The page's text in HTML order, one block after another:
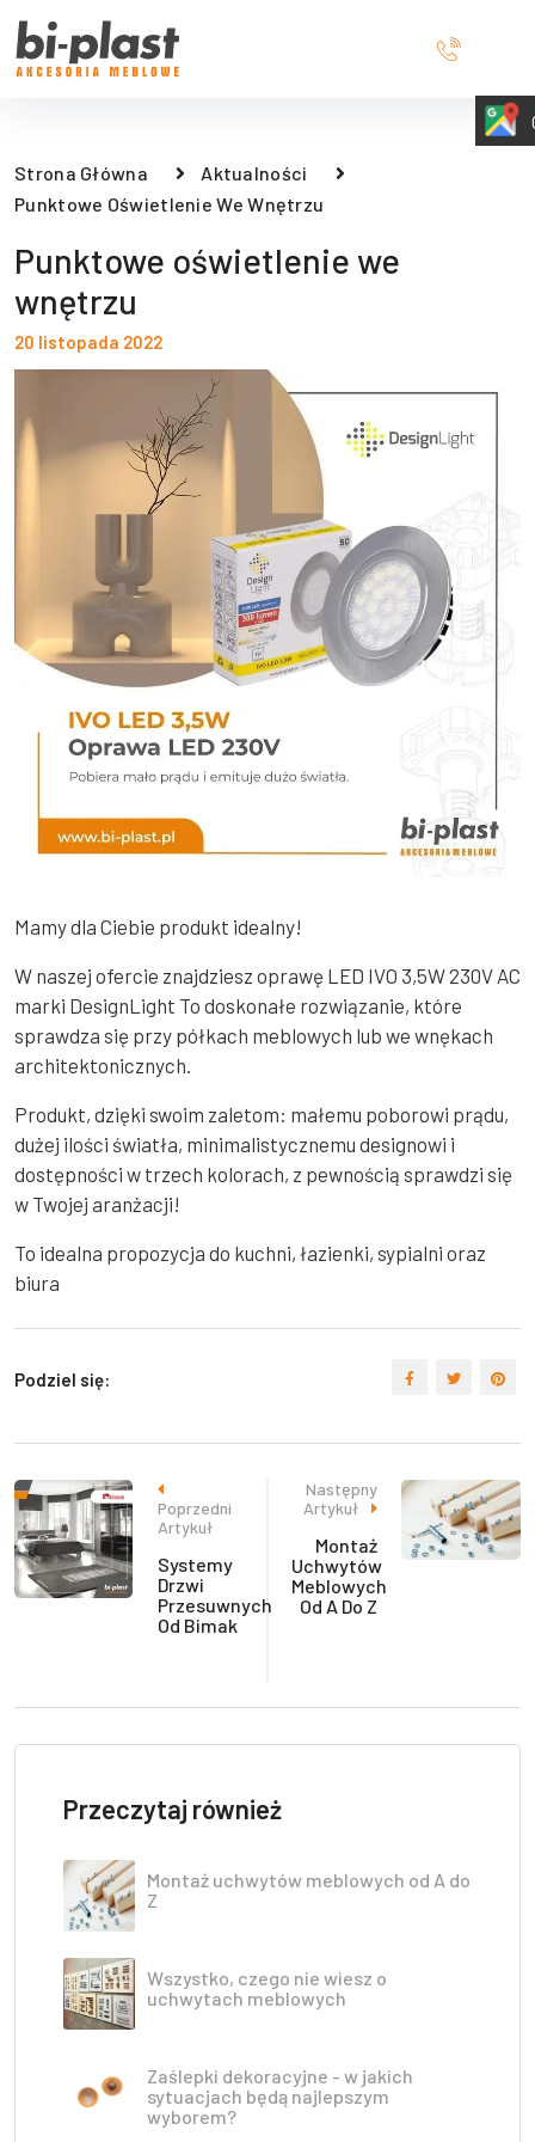
Strona Główna
Aktualności
Punktowe Oświetlenie We Wnętrzu
Punktowe oświetlenie we
wnętrzu
20 listopada 2022
Mamy dla Ciebie produkt idealny!
W naszej ofercie znajdziesz oprawę LED IVO 3,5W 230V AC
marki DesignLight To doskonałe rozwiązanie, które
sprawdza się przy półkach meblowych lub we wnękach
architektonicznych.
Produkt, dzięki swoim zaletom: małemu poborowi prądu,
dużej ilości światła, minimalistycznemu designowi i
dostępności w trzech kolorach, z pewnością sprawdzi się
w Twojej aranżacji!
To idealna propozycja do kuchni, łazienki, sypialni oraz
biura
Podziel się:
Poprzedni
Artykuł
Systemy
Drzwi
Przesuwnych
Od Bimak
Następny
Artykuł
Montaż
Uchwytów
Meblowych
Od A Do Z
Przeczytaj również
Montaż uchwytów meblowych od A do
Z
Wszystko, czego nie wiesz o
uchwytach meblowych
Zaślepki dekoracyjne - w jakich
sytuacjach będą najlepszym
wyborem?